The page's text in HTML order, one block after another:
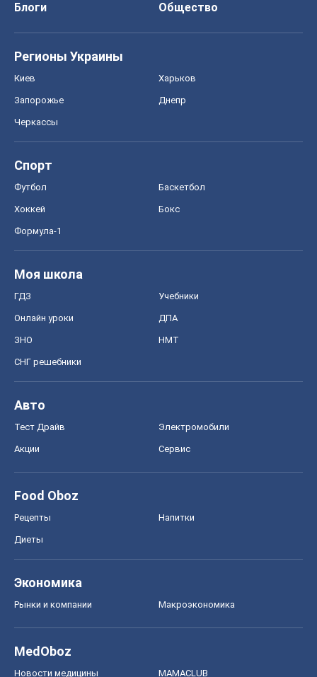
Блоги
Общество
Регионы Украины
Киев Харьков
Запорожье Днепр
Черкассы
Спорт
Футбол Баскетбол
Хоккей Бокс
Формула-1
Моя школа
ГДЗ Учебники
Онлайн уроки ДПА
ЗНО НМТ
СНГ решебники
Авто
Тест Драйв Электромобили
Акции Сервис
Food Oboz
Рецепты Напитки
Диеты
Экономика
Рынки и компании Mакроэкономика
MedOboz
Новости медицины MAMACLUB